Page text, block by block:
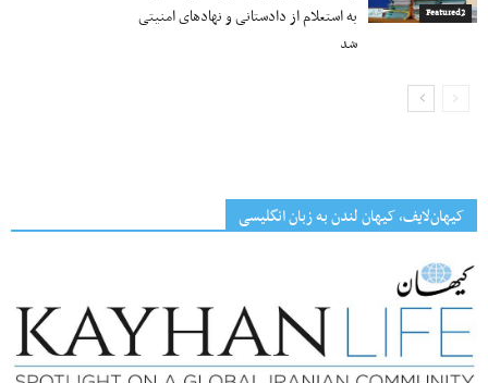
Featured2
به استعلام از دادستانی و نهادهای امنیتی
شد
کیهان‌لایف، کیهان لندن به زبان انگلیسی